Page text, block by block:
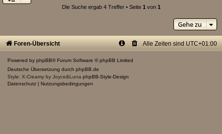
Die Suche ergab 4 Treffer • Seite 1 von 1
Gehe zu
Foren-Übersicht Alle Zeiten sind UTC+01:00
Powered by phpBB® Forum Software © phpBB Limited
Deutsche Übersetzung durch phpBB.de
Style: X-Creamy by Joyce&Luna phpBB-Style-Design
Datenschutz | Nutzungsbedingungen